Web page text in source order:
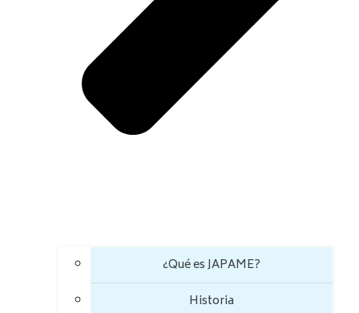
¿Qué es JAPAME?
Historia